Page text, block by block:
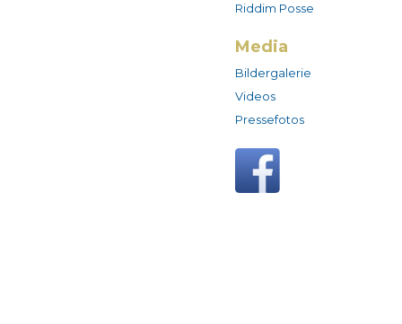
Riddim Posse
Media
Bildergalerie
Videos
Pressefotos